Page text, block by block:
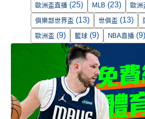
歐洲盃直播 (25) MLB (23) 歐洲
俱樂部世界盃 (13) 世俱盃 (13)
歐洲盃 (9) 籃球 (9) NBA直播 (9)